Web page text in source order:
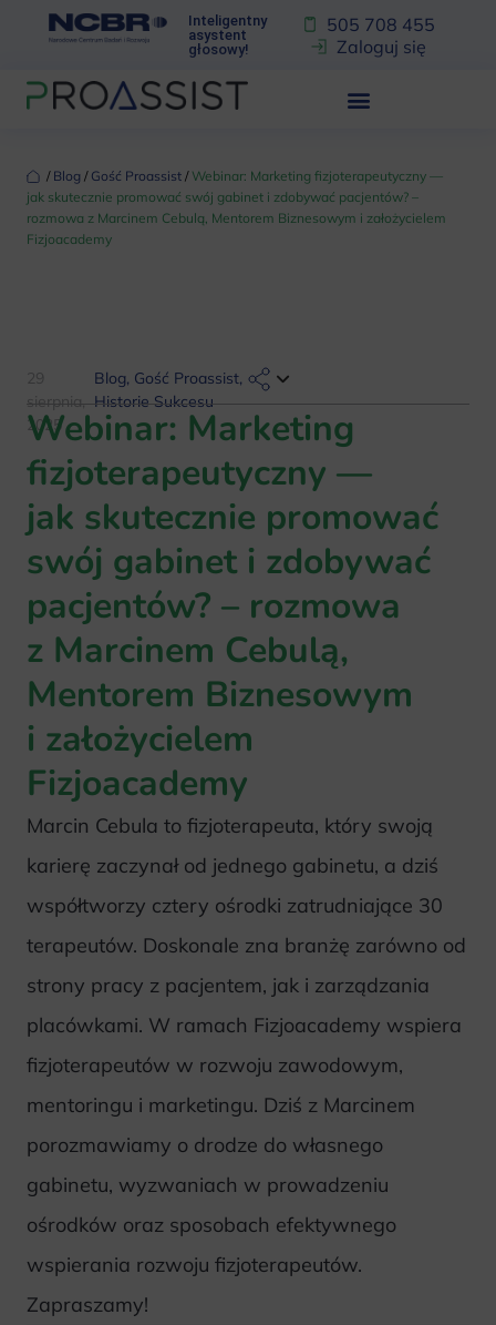
Inteligentny
asystent
głosowy!
505 708 455
Zaloguj się
‏‏‎ ‎/‏‏‎ ‎ Blog ‏‏‎ ‎/‏‏‎ ‎ Gość Proassist ‏‏‎ ‎/‏‏‎ ‎ Webinar: Marketing fizjoterapeutyczny —
jak skutecznie promować swój gabinet i zdobywać pacjentów? –
rozmowa z Marcinem Cebulą, Mentorem Biznesowym i założycielem
Fizjoacademy
29
sierpnia,
2025
Blog, Gość Proassist,
Historie Sukcesu
Webinar: Marketing
fizjoterapeutyczny —
jak skutecznie promować
swój gabinet i zdobywać
pacjentów? – rozmowa
z Marcinem Cebulą,
Mentorem Biznesowym
i założycielem
Fizjoacademy
Marcin Cebula to fizjoterapeuta, który swoją
karierę zaczynał od jednego gabinetu, a dziś
współtworzy cztery ośrodki zatrudniające 30
terapeutów. Doskonale zna branżę zarówno od
strony pracy z pacjentem, jak i zarządzania
placówkami. W ramach Fizjoacademy wspiera
fizjoterapeutów w rozwoju zawodowym,
mentoringu i marketingu. Dziś z Marcinem
porozmawiamy o drodze do własnego
gabinetu, wyzwaniach w prowadzeniu
ośrodków oraz sposobach efektywnego
wspierania rozwoju fizjoterapeutów.
Zapraszamy!